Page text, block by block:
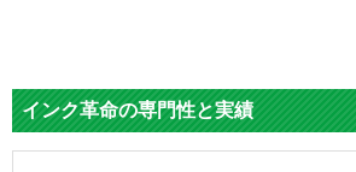
インク革命の専門性と実績